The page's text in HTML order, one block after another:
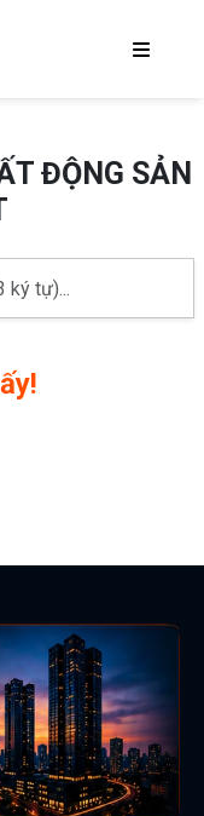
ĐỘNG SẢN